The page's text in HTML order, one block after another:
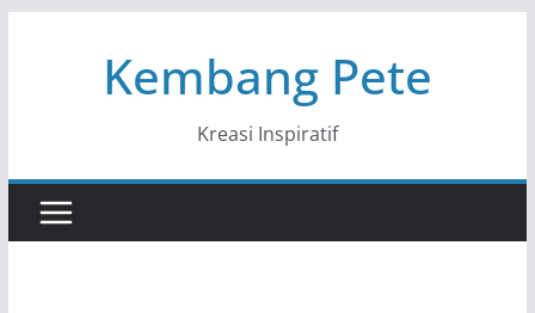
Kembang Pete
Kreasi Inspiratif